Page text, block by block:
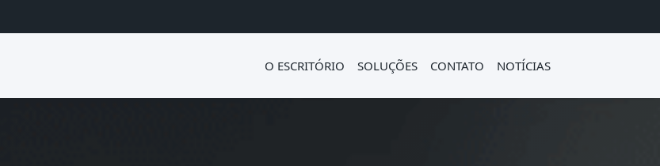
O ESCRITÓRIO SOLUÇÕES CONTATO NOTÍCIAS